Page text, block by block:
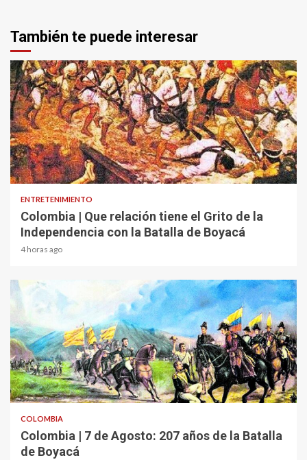
También te puede interesar
1 min read
ENTRETENIMIENTO
Colombia | Que relación tiene el Grito de la
Independencia con la Batalla de Boyacá
4 horas ago
2 min read
COLOMBIA
Colombia | 7 de Agosto: 207 años de la Batalla
de Boyacá